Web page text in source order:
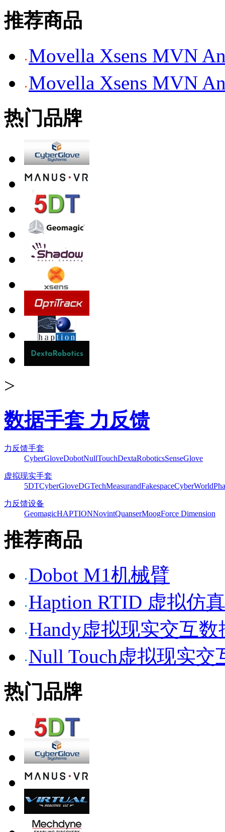
推荐商品
Movella Xsens MVN
Movella Xsens MVN
热门品牌
>
数据手套 力反馈
力反馈手套
CyberGloveDobotNullTouchDextaRoboticsSenseGlove
虚拟现实手套
5DTCyberGloveDGTechMeasurandFakespaceCyberWorld
力反馈设备
GeomagicHAPTIONNovintQuanserMoogForce Dimension
推荐商品
Dobot M1机械臂
Haption RTID 虚拟仿
Handy虚拟现实交互数
Null Touch虚拟现实交
热门品牌